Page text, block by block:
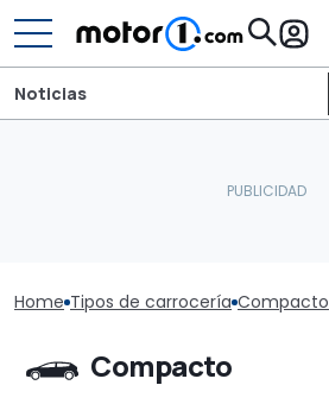
Noticias
Home Tipos de carrocería Compacto
Compacto